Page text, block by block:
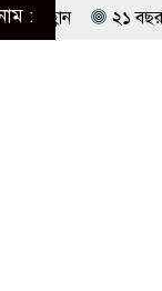
:২১ বছর পর ফের